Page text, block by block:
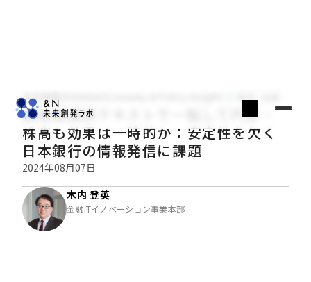
木内登英のGlobal Economy & Policy Insight
副総裁講演テキストで一転して円安・
株高も効果は一時的か：安定性を欠く
日本銀行の情報発信に課題
2024年08月07日
木内 登英
金融ITイノベーション事業本部